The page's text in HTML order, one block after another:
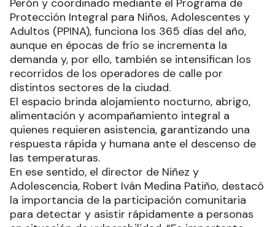
Perón y coordinado mediante el Programa de
Protección Integral para Niños, Adolescentes y
Adultos (PPINA), funciona los 365 días del año,
aunque en épocas de frío se incrementa la
demanda y, por ello, también se intensifican los
recorridos de los operadores de calle por
distintos sectores de la ciudad.
El espacio brinda alojamiento nocturno, abrigo,
alimentación y acompañamiento integral a
quienes requieren asistencia, garantizando una
respuesta rápida y humana ante el descenso de
las temperaturas.
En ese sentido, el director de Niñez y
Adolescencia, Robert Iván Medina Patiño, destacó
la importancia de la participación comunitaria
para detectar y asistir rápidamente a personas